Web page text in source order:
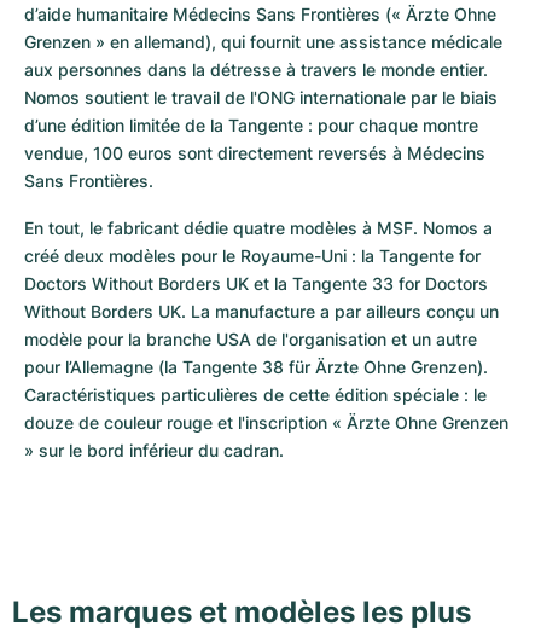
d’aide humanitaire Médecins Sans Frontières (« Ärzte Ohne
Grenzen » en allemand), qui fournit une assistance médicale
aux personnes dans la détresse à travers le monde entier.
Nomos soutient le travail de l'ONG internationale par le biais
d’une édition limitée de la Tangente : pour chaque montre
vendue, 100 euros sont directement reversés à Médecins
Sans Frontières.
En tout, le fabricant dédie quatre modèles à MSF. Nomos a
créé deux modèles pour le Royaume-Uni : la Tangente for
Doctors Without Borders UK et la Tangente 33 for Doctors
Without Borders UK. La manufacture a par ailleurs conçu un
modèle pour la branche USA de l'organisation et un autre
pour l’Allemagne (la Tangente 38 für Ärzte Ohne Grenzen).
Caractéristiques particulières de cette édition spéciale : le
douze de couleur rouge et l'inscription « Ärzte Ohne Grenzen
» sur le bord inférieur du cadran.
Les marques et modèles les plus